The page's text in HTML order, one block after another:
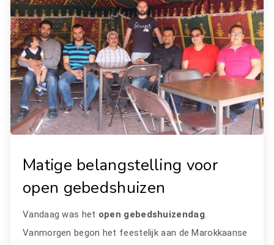
Matige belangstelling voor
open gebedshuizen
Vandaag was het open gebedshuizendag.
Vanmorgen begon het feestelijk aan de Marokkaanse